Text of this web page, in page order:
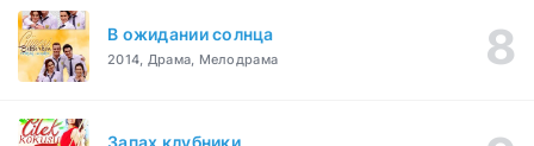
В ожидании солнца
2014, Драма, Мелодрама